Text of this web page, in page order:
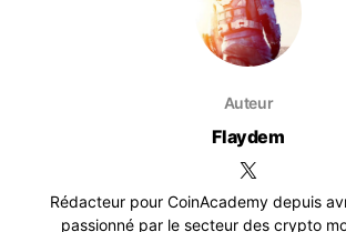
Auteur
Flaydem
Rédacteur pour CoinAcademy depuis
passionné par le secteur des crypto